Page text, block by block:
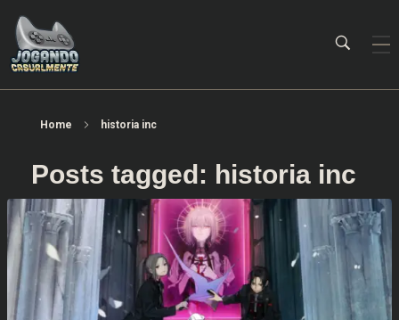
Home historia inc
Posts tagged: historia inc